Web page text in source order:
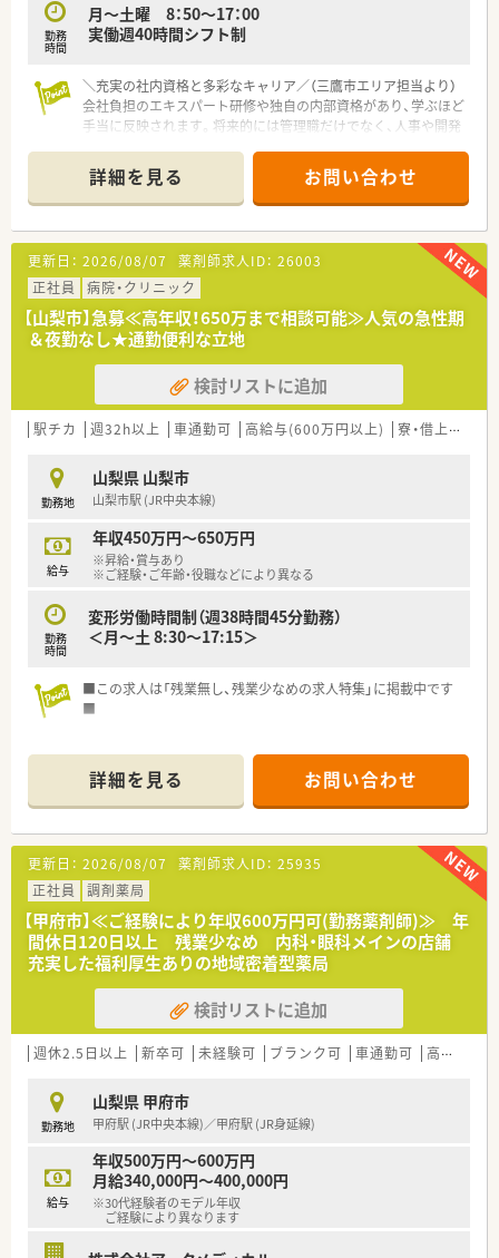
勤務
時間
月～土曜 8：50～17：00
実働週40時間シフト制
＼充実の社内資格と多彩なキャリア／（三鷹市エリア担当より）
会社負担のエキスパート研修や独自の内部資格があり、学ぶほど
手当に反映されます。将来的には管理職だけでなく、人事や開発
＊------------------------------------------＊
【店舗情報と応需状況について】
■最寄り駅の三鷹駅や吉祥寺駅からバスで20分ほどの場所にあ
り、地域に根差した調剤薬局となります。
■処方箋は1日平均70枚から80枚で、近隣の医療機関から主に内
科や整形外科の科目を応需しています。
■整形外科の専門性を深く学べる環境であり、薬剤師は常時3名
体制を整えて日々の業務に対応しています。
【募集背景と求める人物像について】
■今回の求人は新店オープンや業務拡大に伴う募集であり、組織
のさらなる発展に向けた定期採用となります。
■在宅業務に対して高い興味を持ち、何事にも周囲と協力しなが
■患者様との深い関係性を大切にしながら、地域医療へ貢献する
ことにやりがいを感じられる方を歓迎します。
【やりがい/おすすめポイント】
■夏季休暇3日や冬季休暇5日に加え、連続6日間の結婚特別休暇
など、休暇の制度が非常に充実しています。
■育児休暇は最大で子どもが3歳になるまで延長可能であり、長
期的かつ安定してキャリアを継続できる点が魅力です。
■従業員持株制度や財形貯蓄、カフェテリアプランの利用など、
大手グループならではの福利厚生を享受できます。
【法人特徴について】
■全国に700店舗以上を展開する大手チェーンであり、高い安定
スムーズで良好な関係性を築いています。
■異業種とコラボレーションした複合店舗の開発や、治験受託事
業など戦略的で多様な事業を展開しています。
詳細を見る お問い合わせ
更新日： 2026/08/07 薬剤師求人ID： 26003
正社員
病院・クリニック
【山梨市】急募≪高年収！650万まで相談可能≫人気の急性期
＆夜勤なし★通勤便利な立地
検討リストに追加
駅チカ 週32h以上 車通勤可 高給与(600万円以上) 寮・借上社宅あり
勤務地
山梨県 山梨市
山梨市駅 (JR中央本線)
給与
年収450万円～650万円
※昇給・賞与あり
※ご経験・ご年齢・役職などにより異なる
勤務
時間
変形労働時間制（週38時間45分勤務）
＜月～土 8:30～17:15＞
■この求人は「残業無し、残業少なめの求人特集」に掲載中です
■
ご経験・知識の両面からスキルアップすることができる環境で
す！
詳細を見る お問い合わせ
更新日： 2026/08/07 薬剤師求人ID： 25935
正社員
調剤薬局
【甲府市】≪ご経験により年収600万円可(勤務薬剤師)≫ 年
間休日120日以上 残業少なめ 内科・眼科メインの店舗
充実した福利厚生ありの地域密着型薬局
検討リストに追加
週休2.5日以上 新卒可 未経験可 ブランク可 車通勤可 高給与(600万円以上)
勤務地
山梨県 甲府市
甲府駅 (JR中央本線)／甲府駅 (JR身延線)
給与
年収500万円～600万円
月給340,000円～400,000円
※30代経験者のモデル年収
ご経験により異なります